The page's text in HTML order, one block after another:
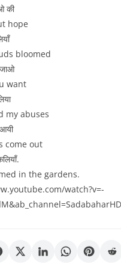
की
hope
bloomed
want
my abuses
come out
in the gardens.
watch?v=-